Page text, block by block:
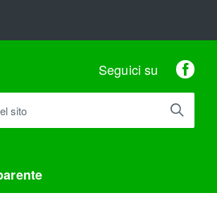
Seguici su
sito